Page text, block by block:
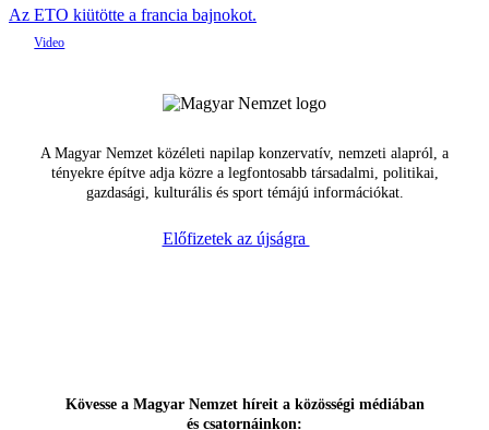
Az ETO kiütötte a francia bajnokot.
A Magyar Nemzet közéleti napilap konzervatív, nemzeti alapról, a
tényekre építve adja közre a legfontosabb társadalmi, politikai,
gazdasági, kulturális és sport témájú információkat.
Előfizetek az újságra
Kövesse a Magyar Nemzet híreit a közösségi médiában
és csatornáinkon: